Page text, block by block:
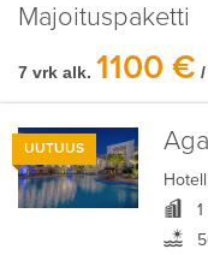
Majoituspaketti
7 vrk alk. 1100 €
UUTUUS